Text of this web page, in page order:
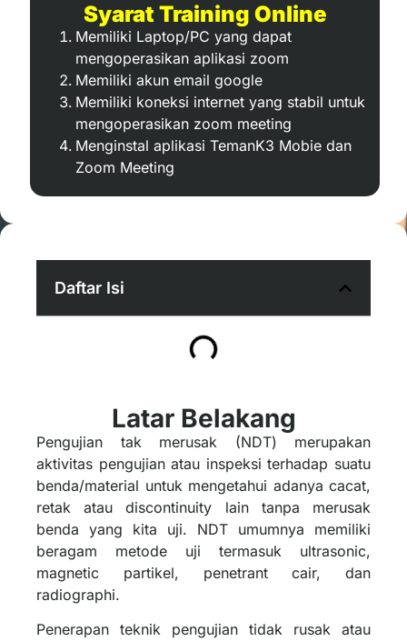
Syarat Training Online
Memiliki Laptop/PC yang dapat
mengoperasikan aplikasi zoom
Memiliki akun email google
Memiliki koneksi internet yang stabil untuk
mengoperasikan zoom meeting
Menginstal aplikasi TemanK3 Mobie dan
Zoom Meeting
Daftar Isi
Latar Belakang
Pengujian tak merusak (NDT) merupakan
aktivitas pengujian atau inspeksi terhadap suatu
benda/material untuk mengetahui adanya cacat,
retak atau discontinuity lain tanpa merusak
benda yang kita uji. NDT umumnya memiliki
beragam metode uji termasuk ultrasonic,
magnetic partikel, penetrant cair, dan
radiographi.
Penerapan teknik pengujian tidak rusak atau